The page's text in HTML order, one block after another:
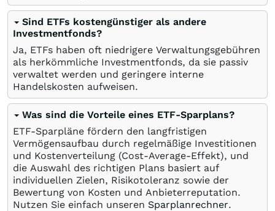
Sind ETFs kostengünstiger als andere
Investmentfonds?
Ja, ETFs haben oft niedrigere Verwaltungsgebühren
als herkömmliche Investmentfonds, da sie passiv
verwaltet werden und geringere interne
Handelskosten aufweisen.
Was sind die Vorteile eines ETF-Sparplans?
ETF-Sparpläne fördern den langfristigen
Vermögensaufbau durch regelmäßige Investitionen
und Kostenverteilung (Cost-Average-Effekt), und
die Auswahl des richtigen Plans basiert auf
individuellen Zielen, Risikotoleranz sowie der
Bewertung von Kosten und Anbieterreputation.
Nutzen Sie einfach unseren Sparplanrechner.